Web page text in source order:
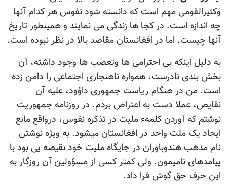
وکثیرالقومی مهم است که دانسته شود نفوس هر کدام آنها
چه اندازه است. در کجا ها زندگی می نمایند و همینطور تاریخ
آنها چیست. اما در افغانستان مقاصد بالا در نظر نبوده است.
به دلیل اینکه بی احترامی ها وتعصب ها وجود داشته، آن
بخش بندی نادرست، همواره ناهنجاری اجتماعی را دامن زده
است. من در هنگام ریاست جمهوری داؤود، علیه آن
نقایص، عملا دست به اعتراض بردم. در روزنامه جمهوریت
نوشتم که آوردن کلمهء ملیت در تذکره نفوس، درواقع مانع
ایجاد یک ملت واحد در افغانستان میشود. به ویژه نوشتن
نام مذهب هندوباوران در جایگاه ملیت خود نقیصه یی بود با
پیامدهای نامیمون. ولی کمتر کسی از مسؤولین آن روزگار به
این حرف حق گوش فرا داد.